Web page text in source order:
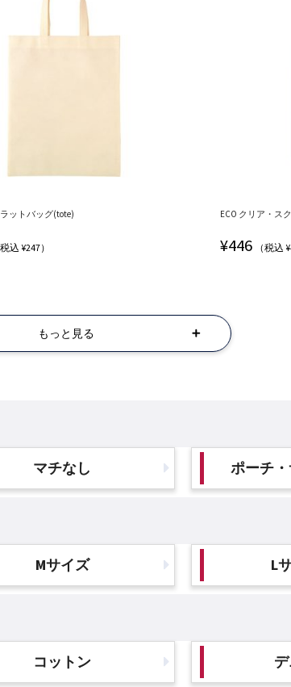
ットバッグ(tote)
税込 ¥247）
ECO クリア・ス
¥446 （税込
もっと見る
マチなし ポーチ
Mサイズ L
コットン